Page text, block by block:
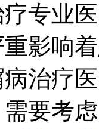
专业
影响
治疗
需要考